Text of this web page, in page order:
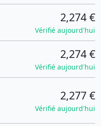
2,274 €
Vérifié aujourd'hui
2,274 €
Vérifié aujourd'hui
2,277 €
Vérifié aujourd'hui